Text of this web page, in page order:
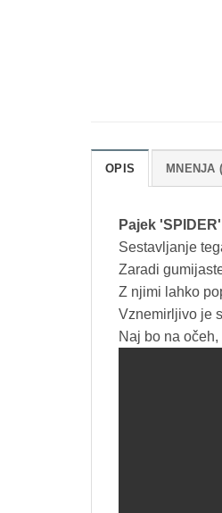
OPIS MNENJA
Pajek
Sestavljanje
Zaradi
Z njimi lahko
Vznemirljivo je
Naj bo na